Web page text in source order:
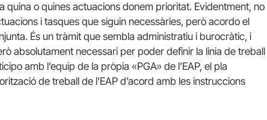
quina o quines actuacions donem prioritat. Evidentment, no
i tasques que siguin necessàries, però acordo el
És un tràmit que sembla administratiu i burocràtic, i
absolutament necessari per poder definir la línia de treball
amb l’equip de la pròpia «PGA» de l’EAP, el pla
de treball de l’EAP d’acord amb les instruccions